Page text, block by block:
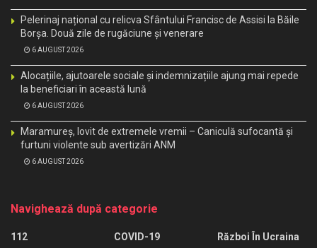
Pelerinaj național cu relicva Sfântului Francisc de Assisi la Băile
Borșa. Două zile de rugăciune și venerare
6 AUGUST 2026
Alocațiile, ajutoarele sociale și indemnizațiile ajung mai repede
la beneficiari în această lună
6 AUGUST 2026
Maramureș, lovit de extremele vremii – Caniculă sufocantă și
furtuni violente sub avertizări ANM
6 AUGUST 2026
Navighează după categorie
112
COVID-19
Război În Ucraina